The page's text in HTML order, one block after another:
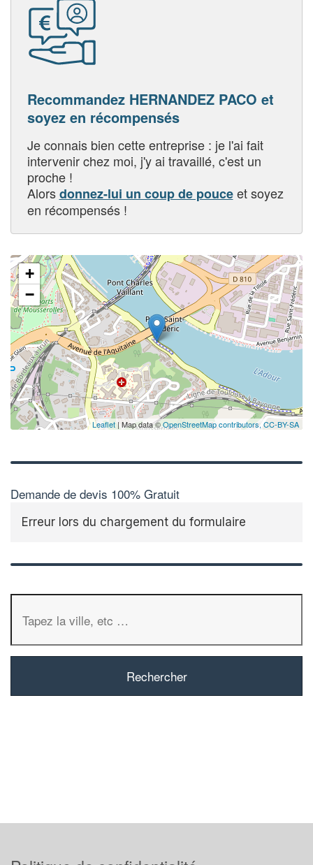
Recommandez HERNANDEZ PACO et
soyez en récompensés
Je connais bien cette entreprise : je l'ai fait
intervenir chez moi, j'y ai travaillé, c'est un
proche !
Alorsdonnez-lui un coup de pouceet soyez
en récompensés !
+
−
Leaflet | Map data ©OpenStreetMap contributors, CC-BY-SA
Demande de devis 100% Gratuit
Erreur lors du chargement du formulaire